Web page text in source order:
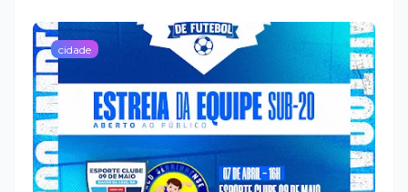
cidade